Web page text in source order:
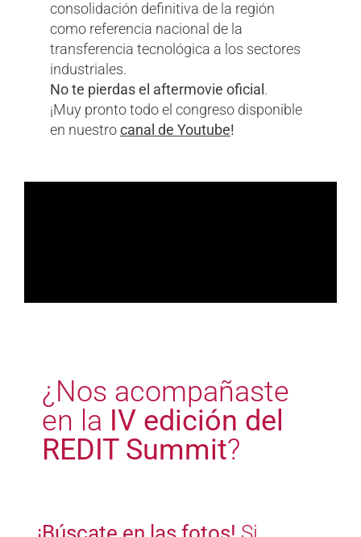
consolidación definitiva de la región
como referencia nacional de la
transferencia tecnológica a los sectores
industriales.
No te pierdas el aftermovie oficial .
¡Muy pronto todo el congreso disponible
en nuestrocanal de Youtube!
¿Nos acompañaste
en la IV edición del
REDIT Summit?